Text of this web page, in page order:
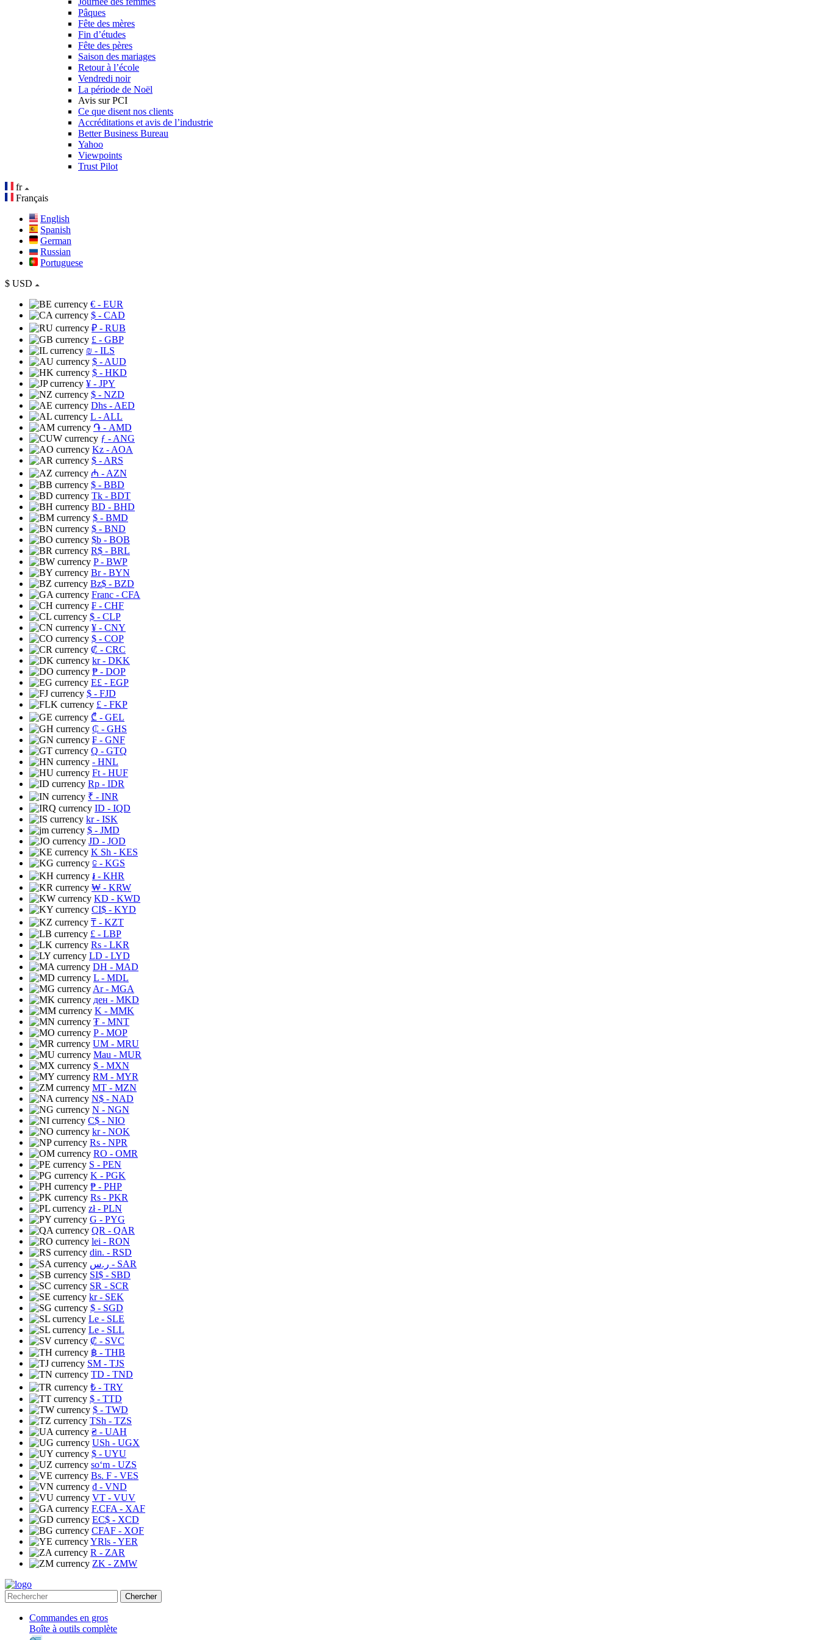
Pâques
Fête des mères
Fin d’études
Fête des pères
Saison des mariages
Retour à l’école
Vendredi noir
La période de Noël
Avis sur PCI
Ce que disent nos clients
Accréditations et avis de l’industrie
Better Business Bureau
Yahoo
Viewpoints
Trust Pilot
fr
Français
English
Spanish
German
Russian
Portuguese
$ USD
€ - EUR
$ - CAD
₽ - RUB
£ - GBP
₪ - ILS
$ - AUD
$ - HKD
¥ - JPY
$ - NZD
Dhs - AED
L - ALL
֏ - AMD
ƒ - ANG
Kz - AOA
$ - ARS
₼ - AZN
$ - BBD
Tk - BDT
BD - BHD
$ - BMD
$ - BND
$b - BOB
R$ - BRL
P- BWP
Br- BYN
Bz$ - BZD
Franc - CFA
₣ - CHF
$ - CLP
¥ - CNY
$ - COP
₡ - CRC
kr- DKK
₱ - DOP
E£ - EGP
$ - FJD
£ - FKP
₾ - GEL
₵ - GHS
₣ - GNF
Q - GTQ
- HNL
Ft - HUF
Rp - IDR
₹ - INR
ID - IQD
kr- ISK
$ - JMD
JD - JOD
K Sh - KES
⃀ - KGS
៛ - KHR
₩ - KRW
KD - KWD
CI$ - KYD
₸ - KZT
£ - LBP
Rs - LKR
LD - LYD
DH - MAD
L - MDL
Ar- MGA
ден - MKD
K - MMK
₮ - MNT
P- MOP
UM - MRU
Mau - MUR
$ - MXN
RM - MYR
MT - MZN
N$ - NAD
N - NGN
C$ - NIO
kr- NOK
Rs - NPR
RO - OMR
S - PEN
K - PGK
₱ - PHP
Rs - PKR
zł- PLN
G - PYG
QR - QAR
lei - RON
din. - RSD
ر.س - SAR
SI$ - SBD
SR - SCR
kr- SEK
$ - SGD
Le - SLE
Le - SLL
₡ - SVC
฿ - THB
ЅМ - TJS
TD - TND
₺ - TRY
$ - TTD
$ - TWD
TSh - TZS
₴ - UAH
USh - UGX
$ - UYU
soʻm - UZS
Bs. F - VES
₫ - VND
VT - VUV
F.CFA - XAF
EC$ - XCD
CFAF - XOF
YRls - YER
R - ZAR
ZK - ZMW
Chercher
Commandes en gros
Boîte à outils complète